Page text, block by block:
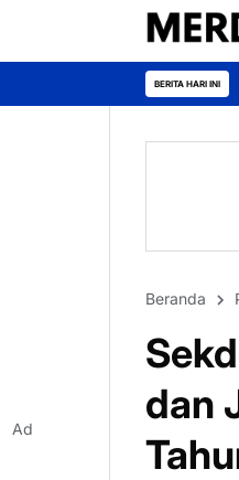
BERITA HARI INI
Beranda
dan
Ad